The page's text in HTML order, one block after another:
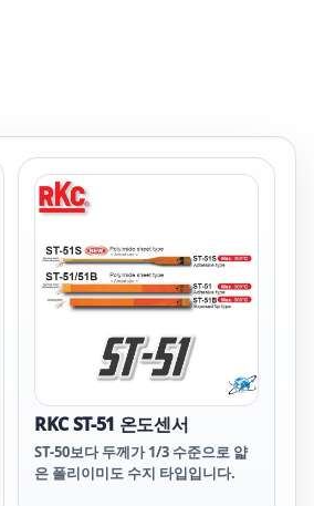
RKC ST-51 온도센서
ST-50보다 두께가 1/3 수준으로 얇
은 폴리이미도 수지 타입입니다.